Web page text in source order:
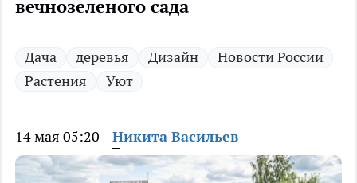
вечнозеленого сада
Дача деревья Дизайн
Новости России
Растения
Уют
14 мая 05:20 Никита Васильев